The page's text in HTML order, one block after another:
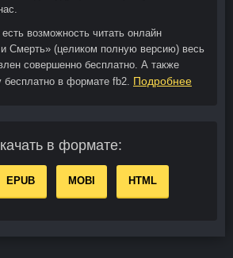
возможность читать онлайн
Смерть» (целиком полную версию) весь
совершенно бесплатно. А также
бесплатно в формате fb2. Подробнее
в формате:
EPUB MOBI HTML